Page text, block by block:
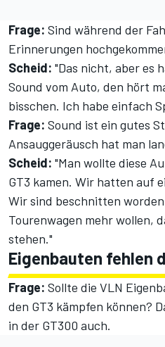
Frage: Sind während der
Erinnerungen
Scheid: "Das nicht, aber es
Sound vom Auto, den hört
bisschen. Ich habe einfach
Frage: Sound ist ein gutes
Ansauggeräusch hat man
Scheid: "Man wollte diese
GT3 kamen. Wir hatten auf
Wir sind beschnitten
Tourenwagen mehr wollen,
stehen."
Eigenbauten fehlen
Frage: Sollte die VLN
den GT3 kämpfen können?
in der GT300 auch.